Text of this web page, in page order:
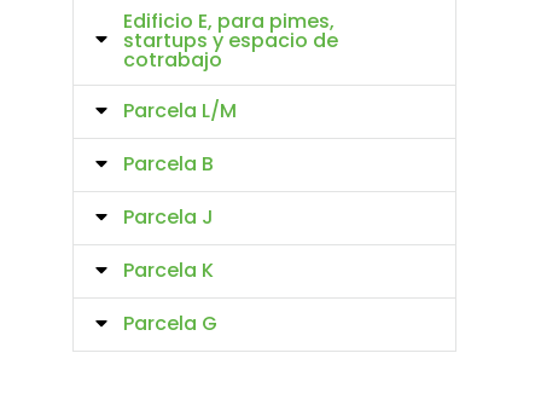
Edificio E, para pimes,
startups y espacio de
cotrabajo
Parcela L/M
Parcela B
Parcela J
Parcela K
Parcela G